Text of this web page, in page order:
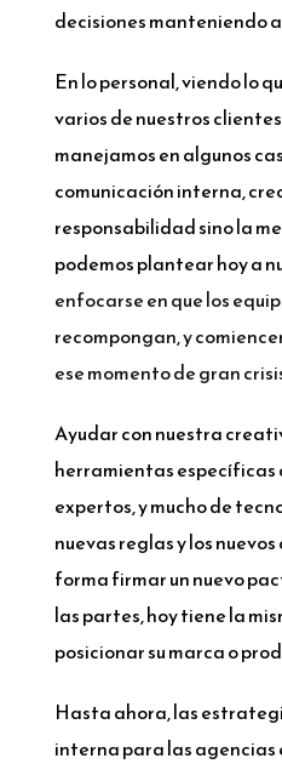
decisiones manteniendo
En lo personal, viendo lo
varios de nuestros clientes
manejamos en algunos
comunicación interna,
responsabilidad sino la
podemos plantear hoy a
enfocarse en que los
recompongan, y
ese momento de gran
Ayudar con nuestra
herramientas específicas
expertos, y mucho de
nuevas reglas y los
forma firmar un nuevo
las partes, hoy tiene la
posicionar su marca o
Hasta ahora, las
interna para las agencias